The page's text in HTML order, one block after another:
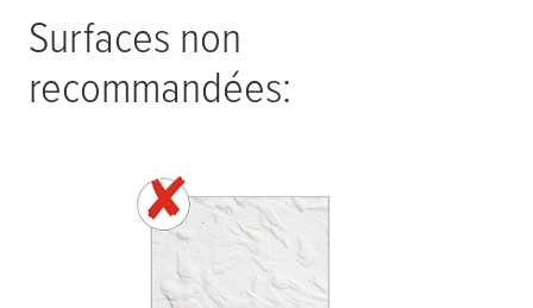
Surfaces non
recommandées: